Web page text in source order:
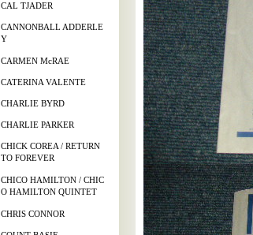
CAL TJADER
CANNONBALL ADDERLE
Y
CARMEN McRAE
CATERINA VALENTE
CHARLIE BYRD
CHARLIE PARKER
CHICK COREA / RETURN
TO FOREVER
CHICO HAMILTON / CHIC
O HAMILTON QUINTET
CHRIS CONNOR